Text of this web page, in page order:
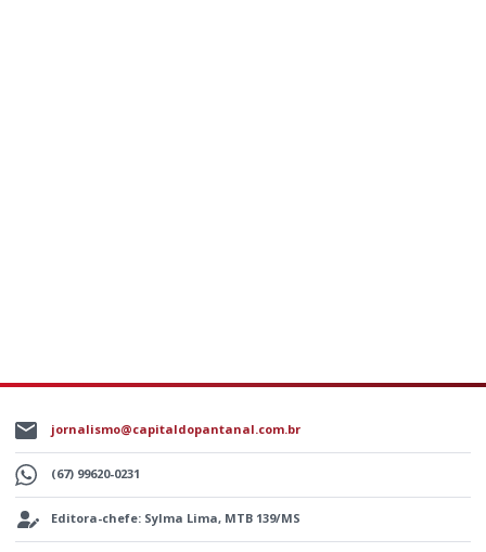
jornalismo@capitaldopantanal.com.br
(67) 99620-0231
Editora-chefe: Sylma Lima, MTB 139/MS